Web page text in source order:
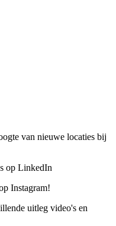
van nieuwe locaties bij
op LinkedIn
Instagram!
uitleg video's en